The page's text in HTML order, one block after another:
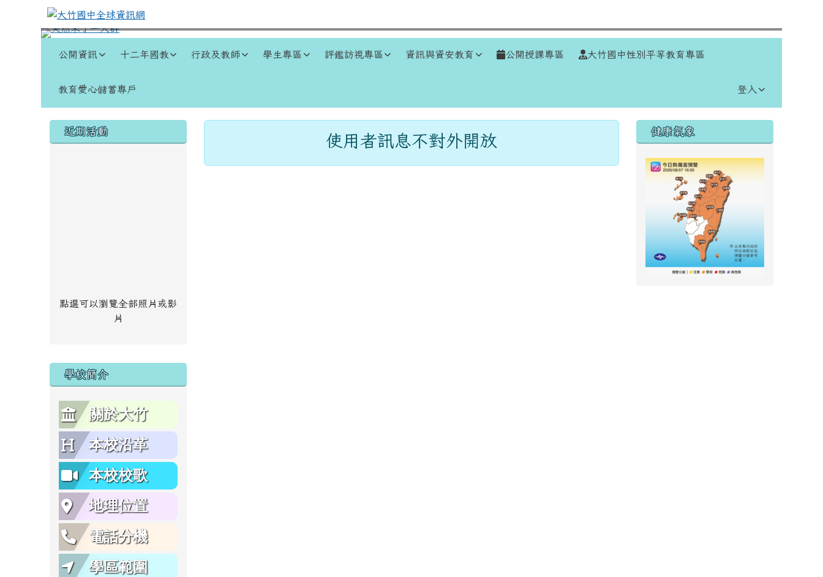
跳至主內容區
大竹國中全球資訊網
公開資訊 十二年國教 行政及教師 學生專區 評鑑訪視專區 資訊與資安教育 公開授課專區 大竹國中性別平等教育專區
教育愛心儲蓄專戶 登入
左邊區域內容
近期活動
點選可以瀏覽全部照片或影
片
學校簡介
關於大竹
本校沿革
本校校歌
地理位置
電話分機
學區範圍
使用者訊息不對外開放 右邊區域內容
健康氣象
頁尾區域